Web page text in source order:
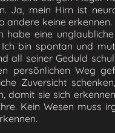
Ja, mein Hirn ist
andere keine
habe eine
bin spontan und
all seiner Geduld
persönlichen Weg
Zuversicht
damit sie sich
Kein Wesen muss